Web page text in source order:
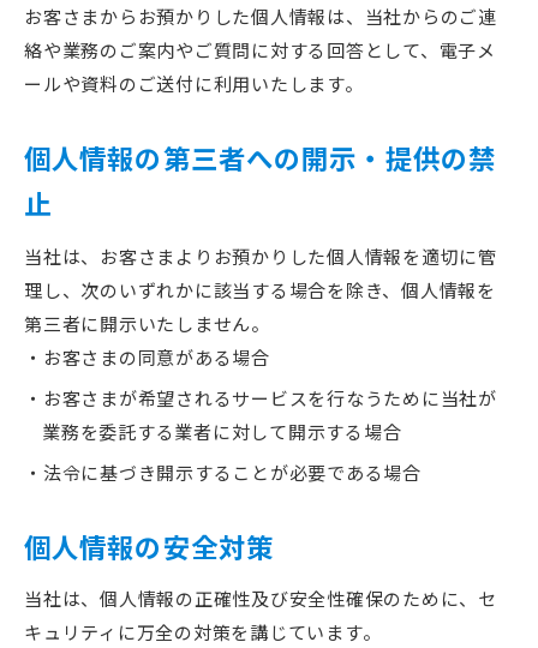
お客さまからお預かりした個人情報は、当社からのご連
絡や業務のご案内やご質問に対する回答として、電子メ
ールや資料のご送付に利用いたします。
個人情報の第三者への開示・提供の禁
止
当社は、お客さまよりお預かりした個人情報を適切に管
理し、次のいずれかに該当する場合を除き、個人情報を
第三者に開示いたしません。
お客さまの同意がある場合
お客さまが希望されるサービスを行なうために当社が
業務を委託する業者に対して開示する場合
法令に基づき開示することが必要である場合
個人情報の安全対策
当社は、個人情報の正確性及び安全性確保のために、セ
キュリティに万全の対策を講じています。